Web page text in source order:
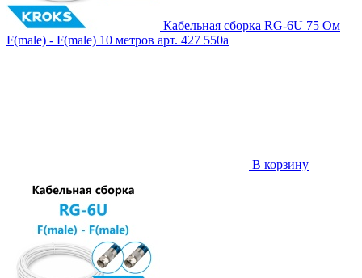
Кабельная сборка RG-6U 75 Ом
F(male) - F(male) 10 метров арт. 427 550a
В корзину